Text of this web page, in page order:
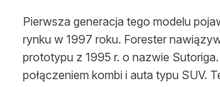
Z zagranicy
Edukacja
Pierwsza generacja tego modelu
rynku w 1997 roku. Forester
prototypu z 1995 r. o nazwie
połączeniem kombi i auta typu SUV.